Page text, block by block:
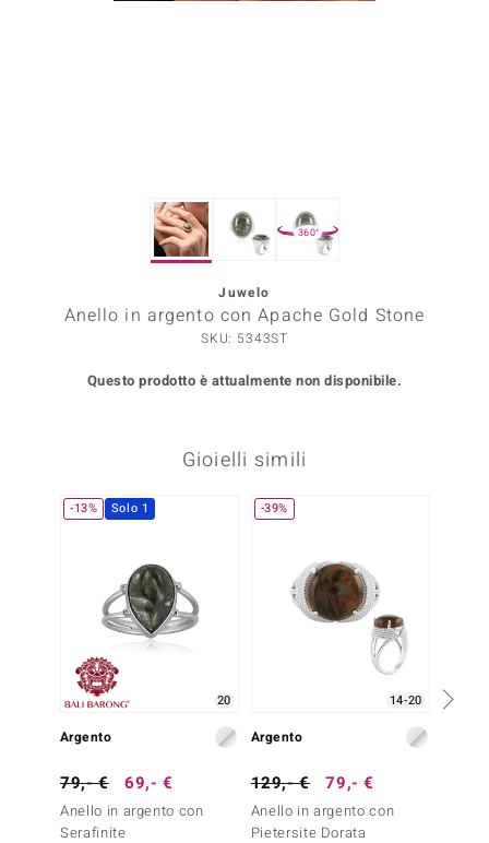
Collection
by de Melo
360°
Juwelo
Anello in argento con Apache Gold Stone
SKU: 5343ST
Questo prodotto è attualmente non disponibile.
Gioielli simili
-13% Solo 1
20
Argento
79,- € 69,- €
Anello in argento con
Serafinite
-39%
14-20
Argento
129,- € 79,- €
Anello in argento con
Pietersite Dorata